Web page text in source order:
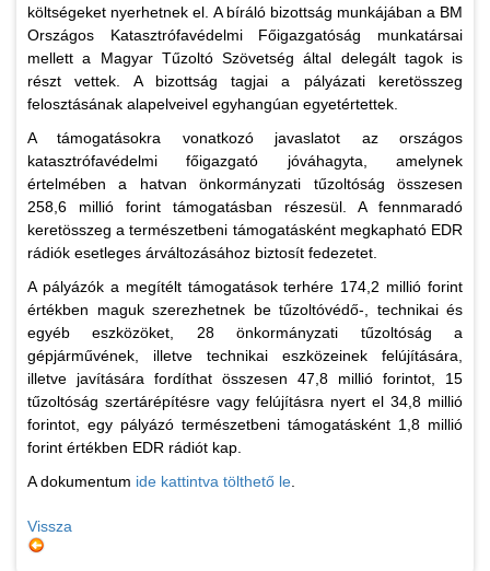
költségeket nyerhetnek el. A bíráló bizottság munkájában a BM
Országos Katasztrófavédelmi Főigazgatóság munkatársai
mellett a Magyar Tűzoltó Szövetség által delegált tagok is
részt vettek. A bizottság tagjai a pályázati keretösszeg
felosztásának alapelveivel egyhangúan egyetértettek.
A támogatásokra vonatkozó javaslatot az országos
katasztrófavédelmi főigazgató jóváhagyta, amelynek
értelmében a hatvan önkormányzati tűzoltóság összesen
258,6 millió forint támogatásban részesül. A fennmaradó
keretösszeg a természetbeni támogatásként megkapható EDR
rádiók esetleges árváltozásához biztosít fedezetet.
A pályázók a megítélt támogatások terhére 174,2 millió forint
értékben maguk szerezhetnek be tűzoltóvédő-, technikai és
egyéb eszközöket, 28 önkormányzati tűzoltóság a
gépjárművének, illetve technikai eszközeinek felújítására,
illetve javítására fordíthat összesen 47,8 millió forintot, 15
tűzoltóság szertárépítésre vagy felújításra nyert el 34,8 millió
forintot, egy pályázó természetbeni támogatásként 1,8 millió
forint értékben EDR rádiót kap.
A dokumentum ide kattintva tölthető le.
Vissza